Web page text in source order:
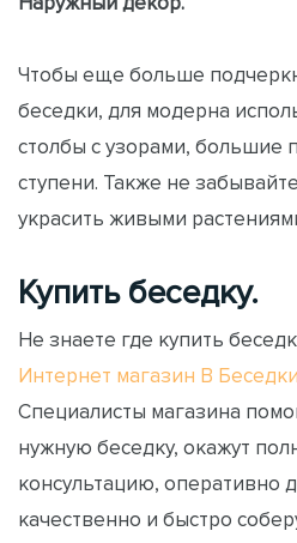
Чтобы еще больше
беседки, для модерна
столбы с узорами, большие
ступени. Также не
украсить живыми
Купить беседку.
Не знаете где купить
Интернет магазин В
Специалисты магазина
нужную беседку, окажут
консультацию, оперативно
качественно и быстро